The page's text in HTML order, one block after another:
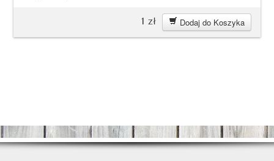
Dodaj do Koszyka
1 zł